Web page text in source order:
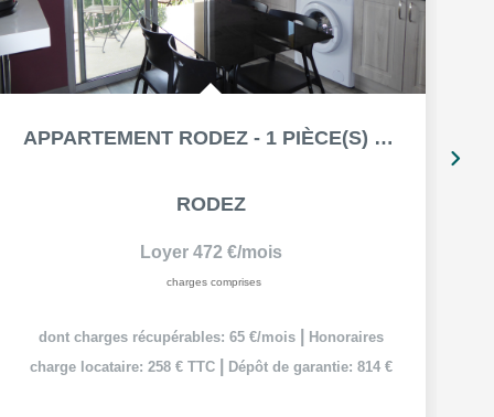
APPARTEMENT RODEZ - 1 PIÈCE(S) MEUBLE - 34.38 M² - BALCON...
RODEZ
Loyer 472 €/mois
charges comprises
dont charges récupérables: 65 €/mois
Honoraires
charge locataire: 258 € TTC
Dépôt de garantie: 814 €